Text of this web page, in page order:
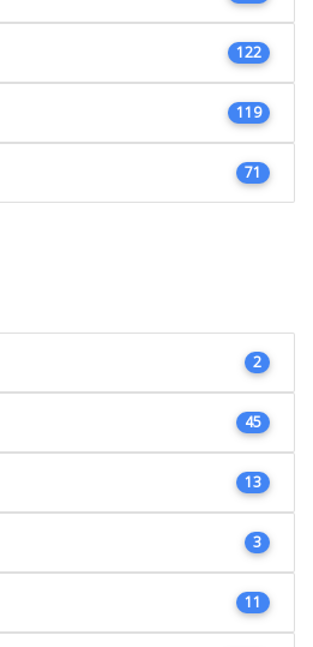
122
119
71
2
45
13
3
11